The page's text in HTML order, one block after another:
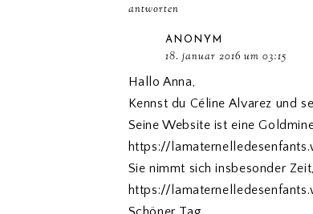
antworten
ANONYM
18. januar 2016 um 03:15
Hallo Anna,
Kennst du Céline Alvarez und
Seine Website ist eine
https://
Sie nimmt sich insbesonder
https://